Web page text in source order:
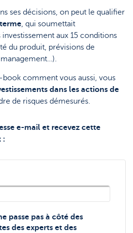
ses décisions, on peut le qualifier
, qui soumettait
aux 15 conditions
du produit, prévisions de
comment vous aussi, vous
dans les actions de
de risques démesurés.
e-mail et recevez cette
:
passe pas à côté des
des experts et des